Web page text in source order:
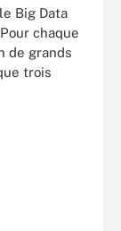
Big Data
chaque
de grands
trois